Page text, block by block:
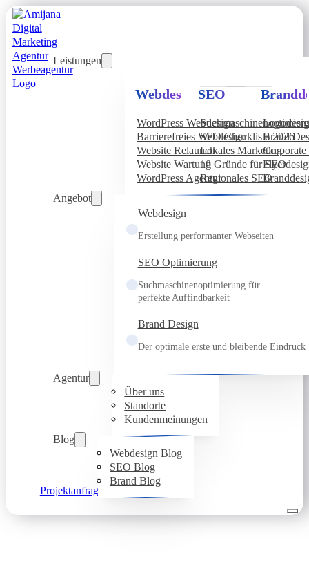
Leistungen
Webdesign
WordPress Webdesign
Barrierefreies Webdesign
Website Relaunch
Website Wartung
WordPress Agentur
SEO
SEO Checkliste 2026
Lokales Marketing
10 Gründe für SEO
Regionales SEO
Brand
Angebot
Webdesign
Erstellung performanter Webseiten
SEO Optimierung
Suchmaschinenoptimierung für
perfekte Auffindbarkeit
Brand Design
Der optimale erste und bleibende Eindruck
Agentur
Über uns
Standorte
Kundenmeinungen
Blog
Webdesign Blog
SEO Blog
Brand Blog
Projektanfrage